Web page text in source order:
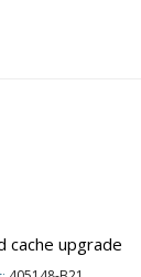
cache upgrade